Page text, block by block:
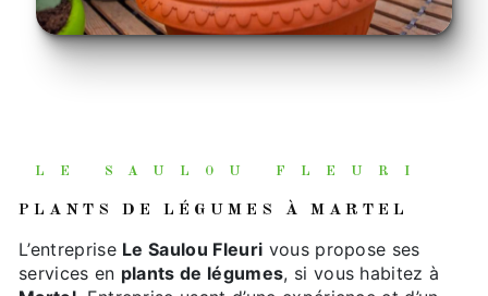
LE SAULOU FLEURI
PLANTS DE LÉGUMES À MARTEL
L’entreprise Le Saulou Fleuri vous propose ses
services en plants de légumes, si vous habitez à